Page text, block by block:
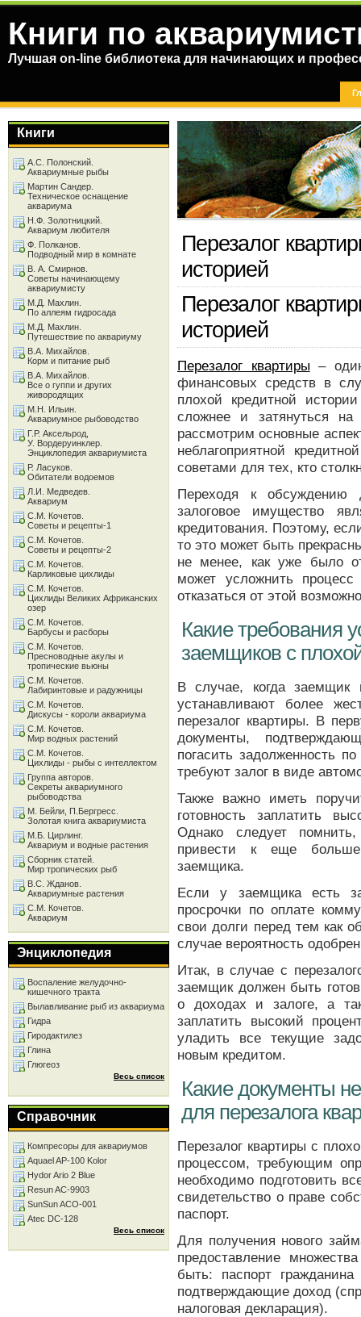
Книги по
Лучшая on-line библиотека для начинающих и
Перезалог
историей
Перезалог
историей
Перезалог квартиры –
финансовых средств в
плохой кредитной
сложнее и затянуться
рассмотрим основные
неблагоприятной
советами для тех, кто
Переходя к обсуждению
залоговое имущество
кредитования. Поэтому,
то это может быть
не менее, как уже было
может усложнить процесс
отказаться от этой
Какие требования
заемщиков с
В случае, когда заемщик
устанавливают более
перезалог квартиры. В
документы,
погасить задолженность
требуют залог в виде
Также важно иметь
готовность заплатить
Однако следует
привести к еще
заемщика.
Если у заемщика есть
просрочки по оплате
свои долги перед тем как
случае вероятность
Итак, в случае с
заемщик должен быть
о доходах и залоге, а
заплатить высокий
уладить все текущие
новым кредитом.
Какие документы
для перезалога
Перезалог квартиры с
процессом, требующим
необходимо подготовить
свидетельство о праве
паспорт.
Для получения нового
предоставление
быть: паспорт
подтверждающие доход
налоговая декларация).
Книги
А.С. Полонский.
Аквариумные рыбы
Мартин Сандер.
Техническое оснащение
аквариума
Н.Ф. Золотницкий.
Аквариум любителя
Ф. Полканов.
Подводный мир в комнате
В. А. Смирнов.
Советы начинающему
аквариумисту
М.Д. Махлин.
По аллеям гидросада
М.Д. Махлин.
Путешествие по аквариуму
В.А. Михайлов.
Корм и питание рыб
В.А. Михайлов.
Все о гуппи и других
живородящих
М.Н. Ильин.
Аквариумное рыбоводство
Г.Р. Аксельрод,
У. Вордеруинклер.
Энциклопедия аквариумиста
Р. Ласуков.
Обитатели водоемов
Л.И. Медведев.
Аквариум
С.М. Кочетов.
Советы и рецепты-1
С.М. Кочетов.
Советы и рецепты-2
С.М. Кочетов.
Карликовые цихлиды
С.М. Кочетов.
Цихлиды Великих Африканских
озер
С.М. Кочетов.
Барбусы и расборы
С.М. Кочетов.
Пресноводные акулы и
тропические вьюны
С.М. Кочетов.
Лабиринтовые и радужницы
С.М. Кочетов.
Дискусы - короли аквариума
С.М. Кочетов.
Мир водных растений
С.М. Кочетов.
Цихлиды - рыбы с интеллектом
Группа авторов.
Секреты аквариумного
рыбоводства
М. Бейли, П.Бергресс.
Золотая книга аквариумиста
М.Б. Цирлинг.
Аквариум и водные растения
Сборник статей.
Мир тропических рыб
В.С. Жданов.
Аквариумные растения
С.М. Кочетов.
Аквариум
Энциклопедия
Воспаление желудочно-
кишечного тракта
Вылавливание рыб из аквариума
Гидра
Гиродактилез
Глина
Глюгеоз
Весь список
Справочник
Компресоры для аквариумов
Aquael AP-100 Kolor
Hydor Ario 2 Blue
Resun AC-9903
SunSun ACO-001
Atec DC-128
Весь список